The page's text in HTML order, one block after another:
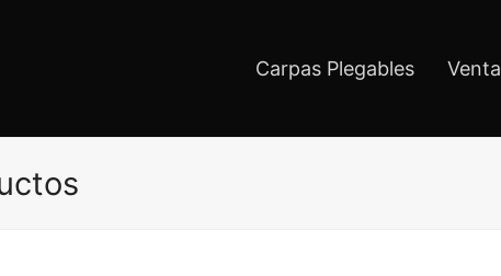
Carpas Plegables Venta